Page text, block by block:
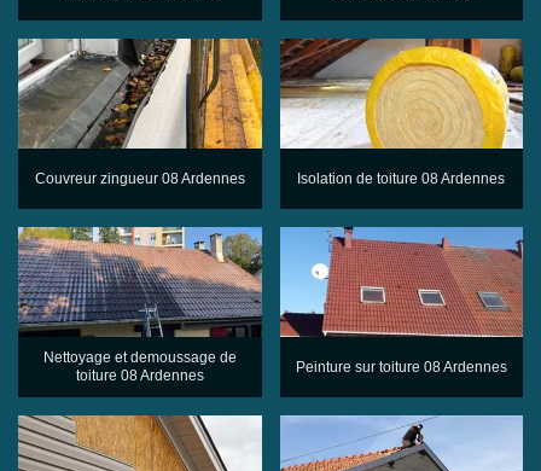
Couvreur zingueur 08 Ardennes Isolation de toiture 08 Ardennes
Nettoyage et demoussage de
toiture 08 Ardennes
Peinture sur toiture 08 Ardennes